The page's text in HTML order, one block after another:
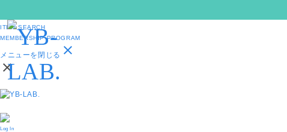
Log In
ITEM SEARCH
MEMBERSHIP PROGRAM
メニューを閉じる close
close